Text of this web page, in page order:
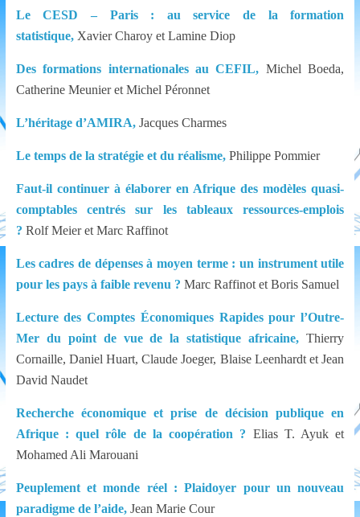
Le CESD – Paris : au service de la formation
statistique, Xavier Charoy et Lamine Diop
Des formations internationales au CEFIL, Michel Boeda,
Catherine Meunier et Michel Péronnet
L’héritage d’AMIRA,Jacques Charmes
Le temps de la stratégie et du réalisme,Philippe Pommier
Faut-il continuer à élaborer en Afrique des modèles quasi-
comptables centrés sur les tableaux ressources-emplois
? Rolf Meier et Marc Raffinot
Les cadres de dépenses à moyen terme : un instrument utile
pour les pays à faible revenu ? Marc Raffinot et Boris Samuel
Lecture des Comptes Économiques Rapides pour l’Outre-
Mer du point de vue de la statistique africaine, Thierry
Cornaille, Daniel Huart, Claude Joeger, Blaise Leenhardt et Jean
David Naudet
Recherche économique et prise de décision publique en
Afrique : quel rôle de la coopération ? Elias T. Ayuk et
Mohamed Ali Marouani
Peuplement et monde réel : Plaidoyer pour un nouveau
paradigme de l’aide, Jean Marie Cour